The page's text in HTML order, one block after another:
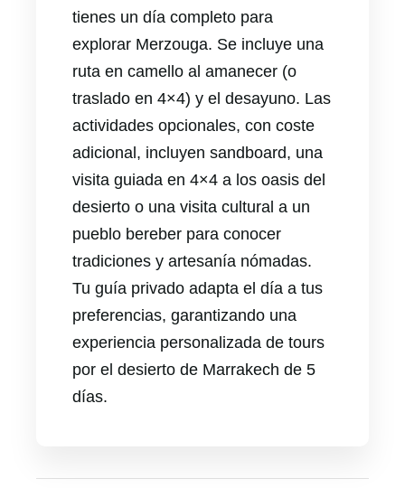
tienes un día completo para
explorar Merzouga. Se incluye una
ruta en camello al amanecer (o
traslado en 4×4) y el desayuno. Las
actividades opcionales, con coste
adicional, incluyen sandboard, una
visita guiada en 4×4 a los oasis del
desierto o una visita cultural a un
pueblo bereber para conocer
tradiciones y artesanía nómadas.
Tu guía privado adapta el día a tus
preferencias, garantizando una
experiencia personalizada de tours
por el desierto de Marrakech de 5
días.